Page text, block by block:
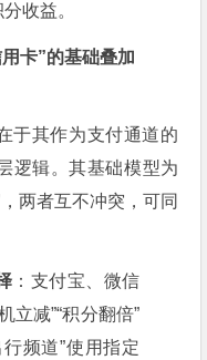
收益。
卡”的基础叠加
于其作为支付通道的
逻辑。其基础模型为
两者互不冲突，可同
：支付宝、微信
立减”“积分翻倍”
频道”使用指定